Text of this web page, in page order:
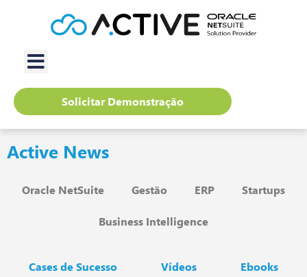
Solicitar Demonstração
Active News
Oracle NetSuite Gestão ERP Startups
Business Intelligence
Cases de Sucesso Vídeos Ebooks